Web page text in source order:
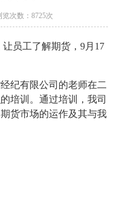
览次数：8725次
员工了解期货， 9月 17
纪有限公司的老师在二
培训。通过培训，我司
货市场的运作及其与我